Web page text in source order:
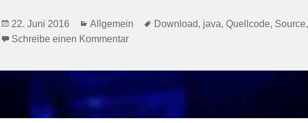
Veröffentlicht
am
22. Juni 2016 Kategorien
Allgemein Schlagwörter
Download, java,Quellcode, Source,
Schreibe einen Kommentarzu Simpler Passwort Generator